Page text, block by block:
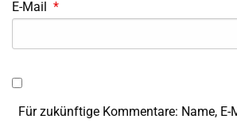
E-Mail *
Für zukünftige Kommentare: Name, E-